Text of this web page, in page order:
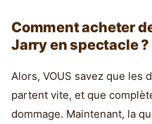
Comment acheter
Jarry en spectacle ?
Alors, VOUS savez que les
partent vite, et que
dommage. Maintenant, la